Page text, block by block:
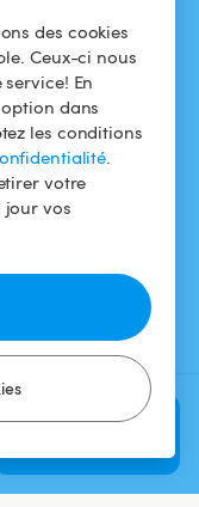
des cookies
Ceux-ci nous
En
dans
les conditions
.
votre
jour vos
Vérifier la
confidentialité
Mentions légales
L'APP